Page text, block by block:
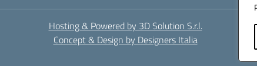
Hosting & Powered by 3D Solution S.r.l.
Concept & Design by Designers Italia